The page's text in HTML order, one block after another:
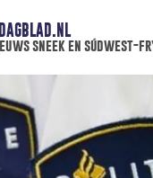
sneek en súdwest-